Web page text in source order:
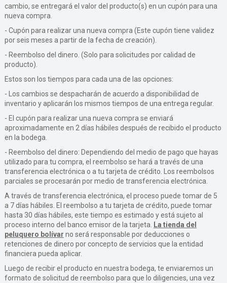
cambio, se entregará el valor del producto(s) en un cupón para una
nueva compra.
- Cupón para realizar una nueva compra (Este cupón tiene validez
por seis meses a partir de la fecha de creación).
- Reembolso del dinero. (Solo para solicitudes por calidad de
producto).
Estos son los tiempos para cada una de las opciones:
- Los cambios se despacharán de acuerdo a disponibilidad de
inventario y aplicarán los mismos tiempos de una entrega regular.
- El cupón para realizar una nueva compra se enviará
aproximadamente en 2 días hábiles después de recibido el producto
en la bodega.
- Reembolso del dinero: Dependiendo del medio de pago que hayas
utilizado para tu compra, el reembolso se hará a través de una
transferencia electrónica o a tu tarjeta de crédito. Los reembolsos
parciales se procesarán por medio de transferencia electrónica.
A través de transferencia electrónica, el proceso puede tomar de 5
a 7 días hábiles. El reembolso a tu tarjeta de crédito, puede tomar
hasta 30 días hábiles, este tiempo es estimado y está sujeto al
proceso interno del banco emisor de la tarjeta.
La tienda del
peluquero bolívar no será responsable por deducciones o
retenciones de dinero por concepto de servicios que la entidad
financiera pueda aplicar.
Luego de recibir el producto en nuestra bodega, te enviaremos un
formato de solicitud de reembolso para que lo diligencies, una vez